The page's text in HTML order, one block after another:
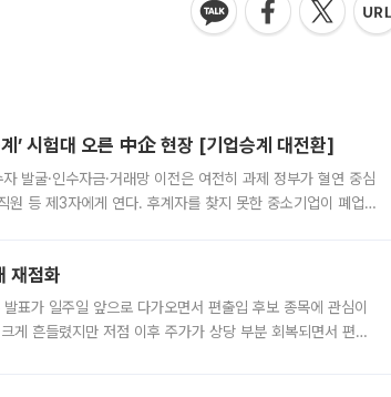
’ 시험대 오른 中企 현장 [기업승계 대전환]
발굴·인수자금·거래망 이전은 여전히 과제 정부가 혈연 중심
원 등 제3자에게 연다. 후계자를 찾지 못한 중소기업이 폐업
재점화
표가 일주일 앞으로 다가오면서 편출입 후보 종목에 관심이
게 흔들렸지만 저점 이후 주가가 상당 부분 회복되면서 편입